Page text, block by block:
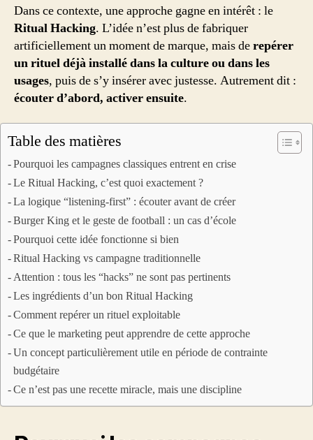
lentes
et
trop
chères
Dans ce contexte, une approche gagne en intérêt : le
Ritual Hacking. L’idée n’est plus de fabriquer
artificiellement un moment de marque, mais derepérer
un rituel déjà installé dans la culture ou dans les
usages, puis de s’y insérer avec justesse. Autrement dit :
écouter d’abord, activer ensuite.
Table des matières
Pourquoi les campagnes classiques entrent en crise
Le Ritual Hacking, c’est quoi exactement ?
La logique “listening-first” : écouter avant de créer
Burger King et le geste de football : un cas d’école
Pourquoi cette idée fonctionne si bien
Ritual Hacking vs campagne traditionnelle
Attention : tous les “hacks” ne sont pas pertinents
Les ingrédients d’un bon Ritual Hacking
Comment repérer un rituel exploitable
Ce que le marketing peut apprendre de cette approche
Un concept particulièrement utile en période de contrainte
budgétaire
Ce n’est pas une recette miracle, mais une discipline